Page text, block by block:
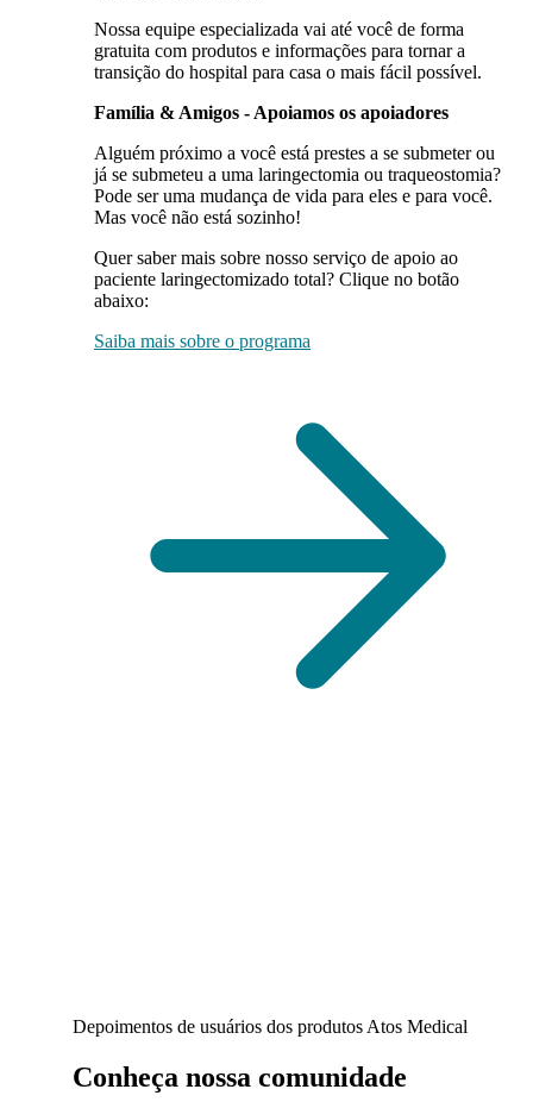
Nossa equipe especializada vai até você de forma
gratuita com produtos e informações para tornar a
transição do hospital para casa o mais fácil possível.
Família & Amigos - Apoiamos os apoiadores
Alguém próximo a você está prestes a se submeter ou
já se submeteu a uma laringectomia ou traqueostomia?
Pode ser uma mudança de vida para eles e para você.
Mas você não está sozinho!
Quer saber mais sobre nosso serviço de apoio ao
paciente laringectomizado total? Clique no botão
abaixo:
Saiba mais sobre o programa
Depoimentos de usuários dos produtos Atos Medical
Conheça nossa comunidade